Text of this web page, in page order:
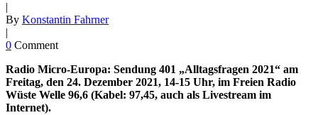
|
By Konstantin Fahrner
|
0 Comment
Radio Micro-Europa: Sendung 401 „Alltagsfragen 2021“ am
Freitag, den 24. Dezember 2021, 14-15 Uhr, im Freien Radio
Wüste Welle 96,6 (Kabel: 97,45, auch als Livestream im
Internet).